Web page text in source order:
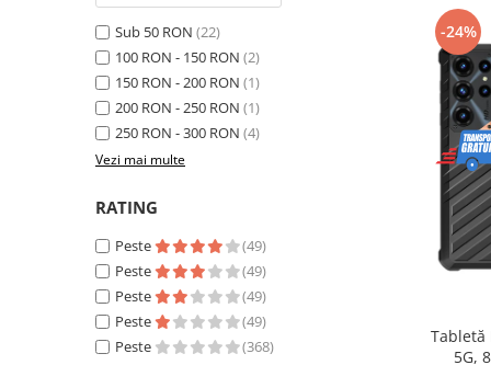
Telefoane mobile Realme
Telefoane mobile ZTE Nubia
Telefoane mobile ALTE BRANDURI
Tablete PC, mini PC si laptopuri
Tablete PC
Tablete pc cu proiector video
Laptop-uri
Monitoare pc
Sub 50 RON (22)
100 RON - 150 RON (2)
150 RON - 200 RON (1)
200 RON - 250 RON (1)
250 RON - 300 RON (4)
Vezi mai multe
RATING
Peste
(49)
Peste
(49)
Peste
(49)
Peste
(49)
Peste
(368)
-24%
Tabletă
5G,